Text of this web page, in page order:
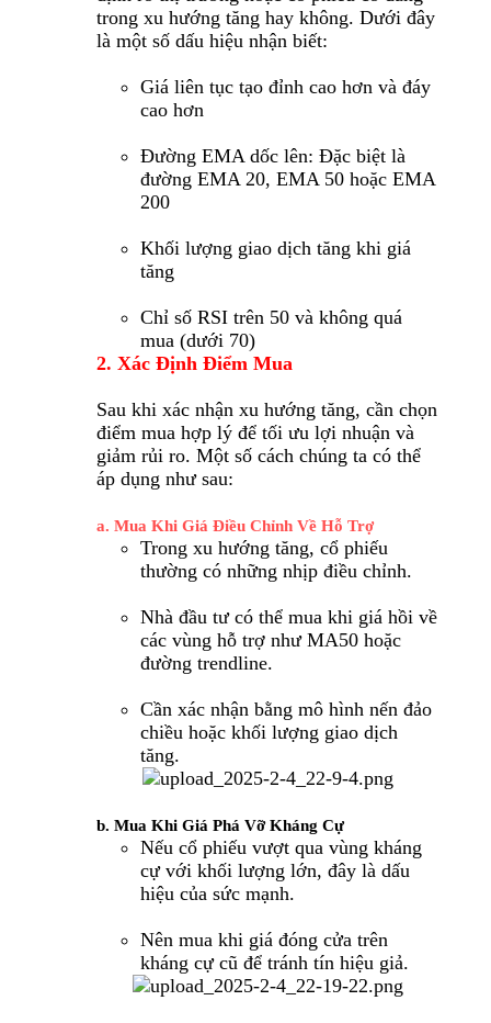
trong xu hướng tăng hay không. Dưới đây
là một số dấu hiệu nhận biết:
Giá liên tục tạo đỉnh cao hơn và đáy
cao hơn
Đường EMA dốc lên: Đặc biệt là
đường EMA 20, EMA 50 hoặc EMA
200
Khối lượng giao dịch tăng khi giá
tăng
Chỉ số RSI trên 50 và không quá
mua (dưới 70)
2. Xác Định Điểm Mua
Sau khi xác nhận xu hướng tăng, cần chọn
điểm mua hợp lý để tối ưu lợi nhuận và
giảm rủi ro. Một số cách chúng ta có thể
áp dụng như sau:
a. Mua Khi Giá Điều Chỉnh Về Hỗ Trợ
Trong xu hướng tăng, cổ phiếu
thường có những nhịp điều chỉnh.
Nhà đầu tư có thể mua khi giá hồi về
các vùng hỗ trợ như MA50 hoặc
đường trendline.
Cần xác nhận bằng mô hình nến đảo
chiều hoặc khối lượng giao dịch
tăng.
b. Mua Khi Giá Phá Vỡ Kháng Cự
Nếu cổ phiếu vượt qua vùng kháng
cự với khối lượng lớn, đây là dấu
hiệu của sức mạnh.
Nên mua khi giá đóng cửa trên
kháng cự cũ để tránh tín hiệu giả.